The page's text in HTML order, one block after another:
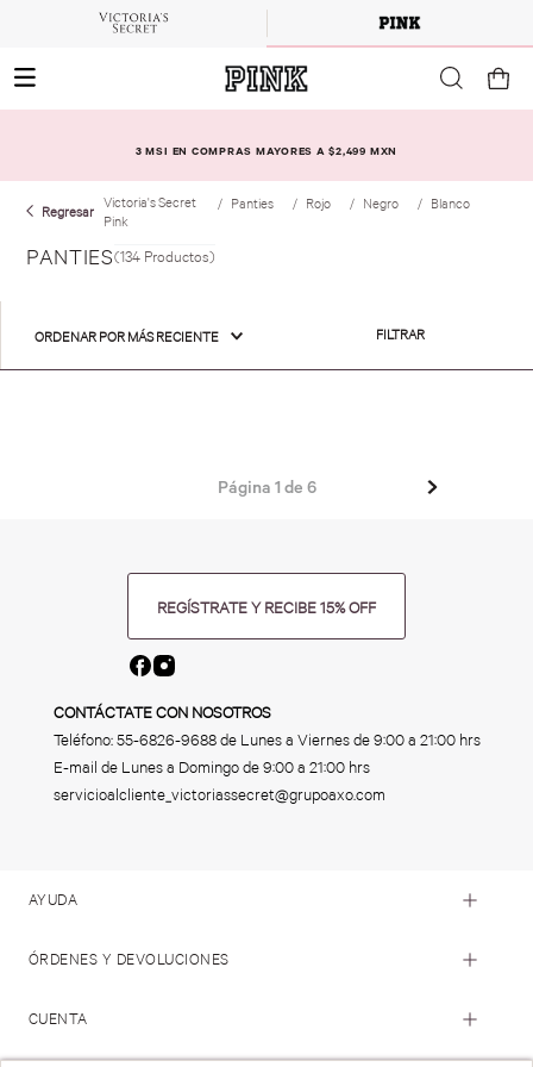
3 MSI EN COMPRAS MAYORES A $2,499 MXN
Victoria's Secret
Pink
Panties Rojo Negro Blanco
PANTIES 134 Productos
ORDENAR POR MÁS RECIENTE FILTRAR
Página 1 de 6
REGÍSTRATE Y RECIBE 15% OFF
CONTÁCTATE CON NOSOTROS
Teléfono:55-6826-9688de Lunes a Viernes de 9:00 a 21:00 hrs
E-mail de Lunes a Domingo de 9:00 a 21:00 hrs
servicioalcliente_victoriassecret@grupoaxo.com
AYUDA
ÓRDENES Y DEVOLUCIONES
CUENTA